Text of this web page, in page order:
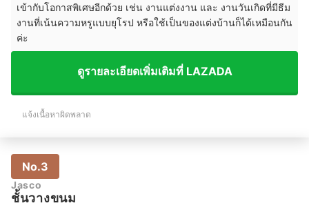
เข้ากับโอกาสพิเศษอีกด้วย เช่น งานแต่งงาน และ งานวันเกิดที่มีธีม
งานที่เน้นความหรูแบบยุโรป หรือใช้เป็นของแต่งบ้านก็ได้เหมือนกัน
ค่ะ
ดูรายละเอียดเพิ่มเติมที่ LAZADA
แจ้งเนื้อหาผิดพลาด
No.3
Jasco
ชั้นวางขนม